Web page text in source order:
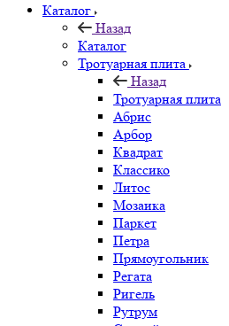
Каталог
Назад
Каталог
Тротуарная плита
Назад
Тротуарная плита
Абрис
Арбор
Квадрат
Классико
Литос
Мозаика
Паркет
Петра
Прямоугольник
Регата
Ригель
Рутрум